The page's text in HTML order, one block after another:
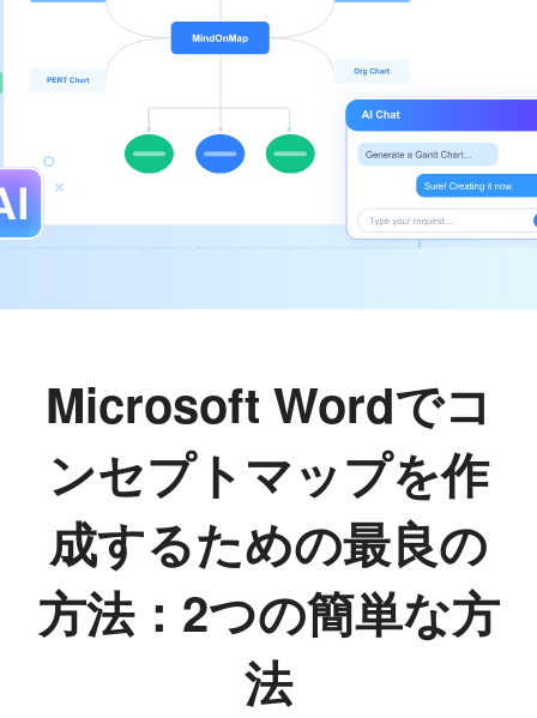
Microsoft Wordでコ
ンセプトマップを作
成するための最良の
方法：2つの簡単な方
法